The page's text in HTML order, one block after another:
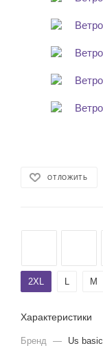
ОТЛОЖИТЬ
2XL L M
Характеристики
Бренд — Us basic